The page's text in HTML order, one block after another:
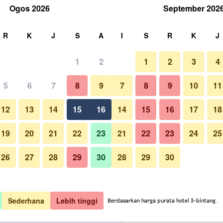
Termurah kadar satu malam
setiap
malam
1,307 Lihat Tawaran
1,316 Lihat Tawaran
1,396 Lihat Tawaran
Bilik Tidur
Foto The Prince Akatoki London
Ogos 2026
R K J S A
1 2
5 6 7 8 9
12 13 14 15 16
19 20 21 22 23
26 27 28 29 30
September
I S R K J
1 2 3 4
7 8 9 10 11
14 15 16 17 18
21 22 23 24 25
28 29 30
Sederhana Lebih tinggi Berdasarkan harga purata hotel 3-bintang.